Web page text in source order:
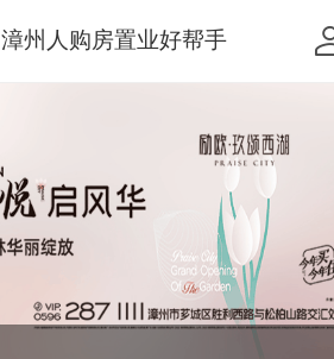
漳州人购房置业好帮手